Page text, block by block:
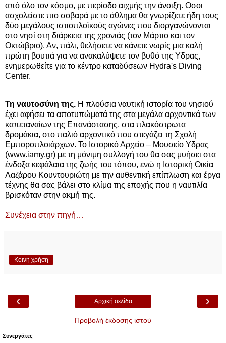
από όλο τον κόσμο, με περίοδο αιχμής την άνοιξη. Οσοι
ασχολείστε πιο σοβαρά με το άθλημα θα γνωρίζετε ήδη τους
δύο μεγάλους ιστιοπλοϊκούς αγώνες που διοργανώνονται
στο νησί στη διάρκεια της χρονιάς (τον Μάρτιο και τον
Οκτώβριο). Αν, πάλι, θελήσετε να κάνετε νωρίς μια καλή
πρώτη βουτιά για να ανακαλύψετε τον βυθό της Υδρας,
ενημερωθείτε για το κέντρο καταδύσεων Hydra's Diving
Center.
Τη ναυτοσύνη της. Η πλούσια ναυτική ιστορία του νησιού
έχει αφήσει τα αποτυπώματά της στα μεγάλα αρχοντικά των
καπεταναίων της Επανάστασης, στα πλακόστρωτα
δρομάκια, στο παλιό αρχοντικό που στεγάζει τη Σχολή
Εμποροπλοιάρχων. Το Ιστορικό Αρχείο – Μουσείο Υδρας
(www.iamy.gr) με τη μόνιμη συλλογή του θα σας μυήσει στα
ένδοξα κεφάλαια της ζωής του τόπου, ενώ η Ιστορική Οικία
Λαζάρου Κουντουριώτη με την αυθεντική επίπλωση και έργα
τέχνης θα σας βάλει στο κλίμα της εποχής που η ναυτιλία
βρισκόταν στην ακμή της.
Συνέχεια στην πηγή…
Κοινή χρήση
‹ ›
Αρχική σελίδα
Προβολή έκδοσης ιστού
Συνεργάτες